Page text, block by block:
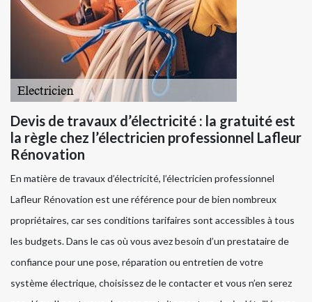
Devis de travaux d’électricité : la gratuité est
la règle chez l’électricien professionnel Lafleur
Rénovation
En matière de travaux d’électricité, l’électricien professionnel
Lafleur Rénovation est une référence pour de bien nombreux
propriétaires, car ses conditions tarifaires sont accessibles à tous
les budgets. Dans le cas où vous avez besoin d’un prestataire de
confiance pour une pose, réparation ou entretien de votre
système électrique, choisissez de le contacter et vous n’en serez